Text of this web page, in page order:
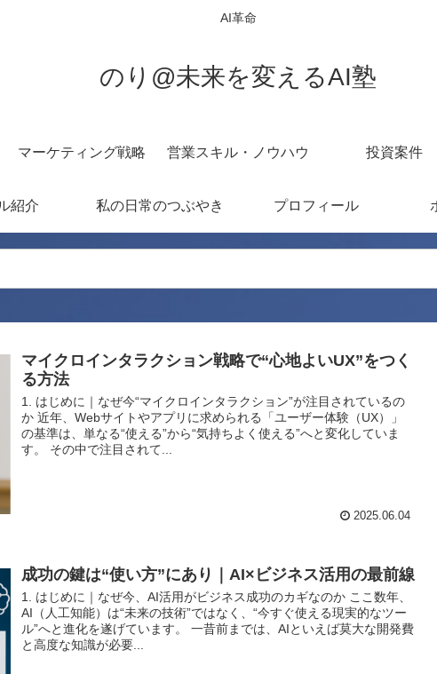
AI革命
のり@未来を変えるAI塾
マーケティング戦略 営業スキル・ノウハウ 投資案件
紹介 私の日常のつぶやき プロフィール
マイクロインタラクション戦略で“心地よいUX”をつく
る方法
1. はじめに｜なぜ今“マイクロインタラクション”が注目されているの
か 近年、Webサイトやアプリに求められる「ユーザー体験（UX）」
の基準は、単なる“使える”から“気持ちよく使える”へと変化していま
す。 その中で注目されて...
2025.06.04
成功の鍵は“使い方”にあり｜AI×ビジネス活用の最前線
1. はじめに｜なぜ今、AI活用がビジネス成功のカギなのか ここ数年、
AI（人工知能）は“未来の技術”ではなく、“今すぐ使える現実的なツー
ル”へと進化を遂げています。 一昔前までは、AIといえば莫大な開発費
と高度な知識が必要...